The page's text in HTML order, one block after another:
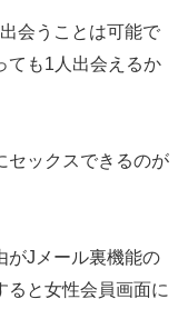
会うことは可能で
ても1人出会えるか
セックスできるのが
がJメール裏機能の
ると女性会員画面に